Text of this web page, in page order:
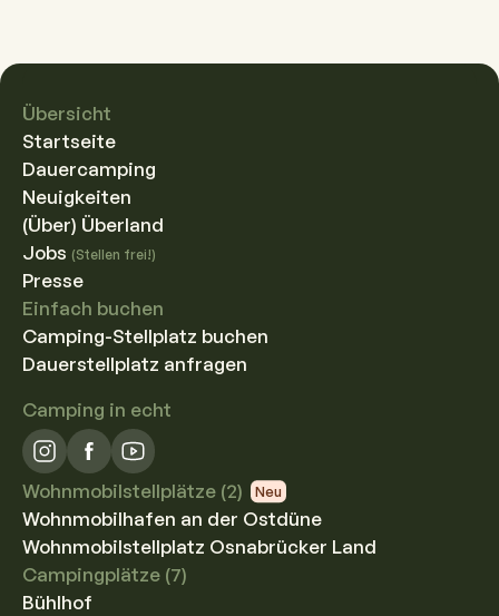
Übersicht
Startseite
Dauercamping
Neuigkeiten
(Über) Überland
Jobs (Stellen frei!)
Presse
Einfach buchen
Camping-Stellplatz buchen
Dauerstellplatz anfragen
Camping in echt
Wohnmobilstellplätze (2) Neu
Wohnmobilhafen an der Ostdüne
Wohnmobilstellplatz Osnabrücker Land
Campingplätze (7)
Bühlhof